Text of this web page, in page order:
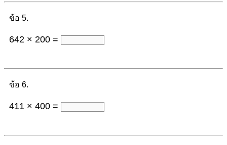
ข้อ 5.
642 × 200 =
ข้อ 6.
411 × 400 =